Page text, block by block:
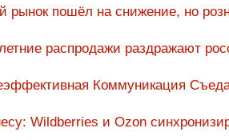
рынок пошёл на снижение, но
распродажи раздражают
Коммуникация
Wildberries и Ozon